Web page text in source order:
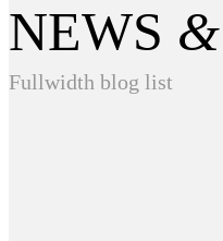
NEWS &
Fullwidth blog list